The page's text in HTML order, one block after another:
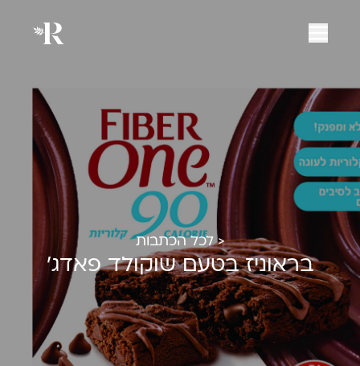
< לכל הכתבות
בראוניז בטעם שוקולד פאדג׳